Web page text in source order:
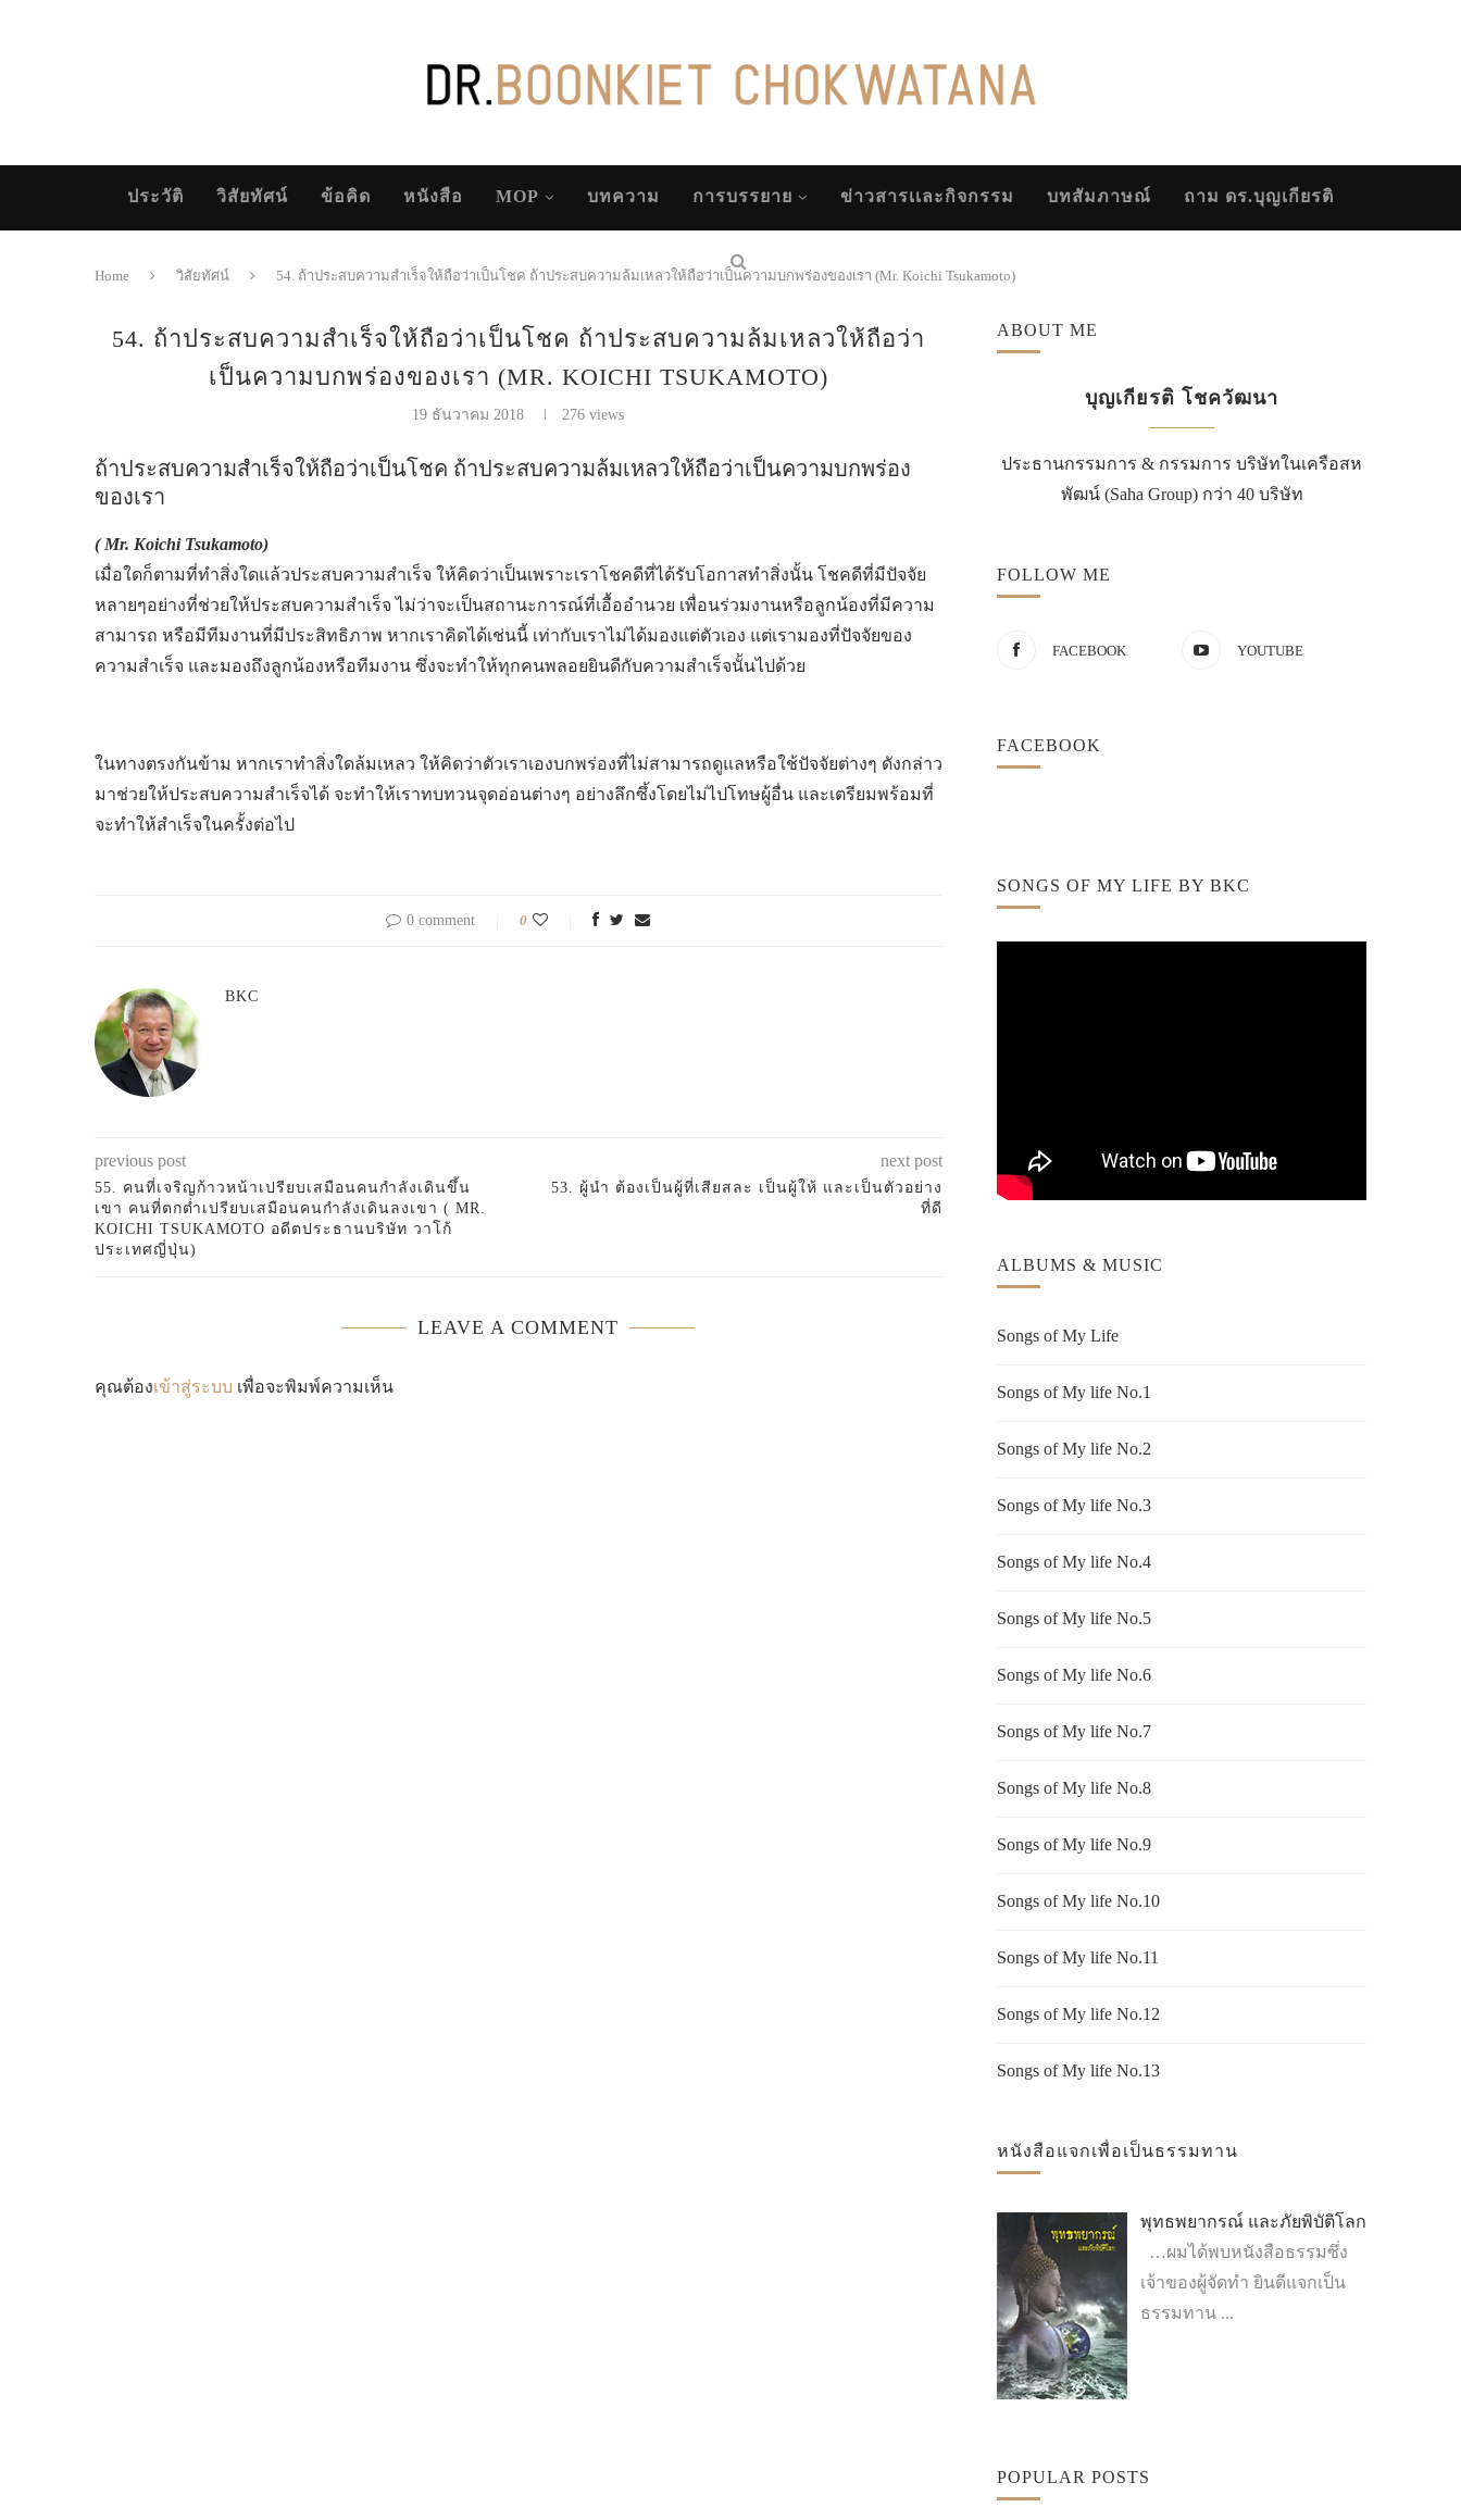
ประวัติ วิสัยทัศน์ ข้อคิด หนังสือ MOP บทความ การบรรยาย ข่าวสารเเละกิจกรรม บทสัมภาษณ์ ถาม ดร.บุญเกียรติ
Home วิสัยทัศน์ 54. ถ้าประสบความสำเร็จให้ถือว่าเป็นโชค ถ้าประสบความล้มเหลวให้ถือว่าเป็นความบกพร่องของเรา (Mr. Koichi Tsukamoto)
54. ถ้าประสบความสำเร็จให้ถือว่าเป็นโชค ถ้าประสบความล้มเหลวให้ถือว่า
เป็นความบกพร่องของเรา (MR. KOICHI TSUKAMOTO)
19 ธันวาคม 2018 276 views
ถ้าประสบความสำเร็จให้ถือว่าเป็นโชค ถ้าประสบความล้มเหลวให้ถือว่าเป็นความบกพร่อง
ของเรา
( Mr. Koichi Tsukamoto)
เมื่อใดก็ตามที่ทำสิ่งใดแล้วประสบความสำเร็จ ให้คิดว่าเป็นเพราะเราโชคดีที่ได้รับโอกาสทำสิ่งนั้น โชคดีที่มีปัจจัย
หลายๆอย่างที่ช่วยให้ประสบความสำเร็จ ไม่ว่าจะเป็นสถานะการณ์ที่เอื้ออำนวย เพื่อนร่วมงานหรือลูกน้องที่มีความ
สามารถ หรือมีทีมงานที่มีประสิทธิภาพ หากเราคิดได้เช่นนี้ เท่ากับเราไม่ได้มองแต่ตัวเอง แต่เรามองที่ปัจจัยของ
ความสำเร็จ และมองถึงลูกน้องหรือทีมงาน ซึ่งจะทำให้ทุกคนพลอยยินดีกับความสำเร็จนั้นไปด้วย
ในทางตรงกันข้าม หากเราทำสิ่งใดล้มเหลว ให้คิดว่าตัวเราเองบกพร่องที่ไม่สามารถดูแลหรือใช้ปัจจัยต่างๆ ดังกล่าว
มาช่วยให้ประสบความสำเร็จได้ จะทำให้เราทบทวนจุดอ่อนต่างๆ อย่างลึกซึ้งโดยไม่ไปโทษผู้อื่น และเตรียมพร้อมที่
จะทำให้สำเร็จในครั้งต่อไป
0 comment 0
BKC
previous post
55. คนที่เจริญก้าวหน้าเปรียบเสมือนคนกำลังเดินขึ้น
เขา คนที่ตกต่ำเปรียบเสมือนคนกำลังเดินลงเขา ( MR.
KOICHI TSUKAMOTO อดีตประธานบริษัท วาโก้
ประเทศญี่ปุ่น)
next post
53. ผู้นำ ต้องเป็นผู้ที่เสียสละ เป็นผู้ให้ และเป็นตัวอย่าง
ที่ดี
LEAVE A COMMENT
คุณต้องเข้าสู่ระบบ เพื่อจะพิมพ์ความเห็น
ABOUT ME
บุญเกียรติ โชควัฒนา
ประธานกรรมการ & กรรมการ บริษัทในเครือสห
พัฒน์ (Saha Group) กว่า 40 บริษัท
FOLLOW ME
FACEBOOK YOUTUBE
FACEBOOK
SONGS OF MY LIFE BY BKC
ALBUMS & MUSIC
Songs of My Life
Songs of My life No.1
Songs of My life No.2
Songs of My life No.3
Songs of My life No.4
Songs of My life No.5
Songs of My life No.6
Songs of My life No.7
Songs of My life No.8
Songs of My life No.9
Songs of My life No.10
Songs of My life No.11
Songs of My life No.12
Songs of My life No.13
หนังสือแจกเพื่อเป็นธรรมทาน
พุทธพยากรณ์ และภัยพิบัติโลก
…ผมได้พบหนังสือธรรมซึ่ง
เจ้าของผู้จัดทำ ยินดีแจกเป็น
ธรรมทาน ...
POPULAR POSTS